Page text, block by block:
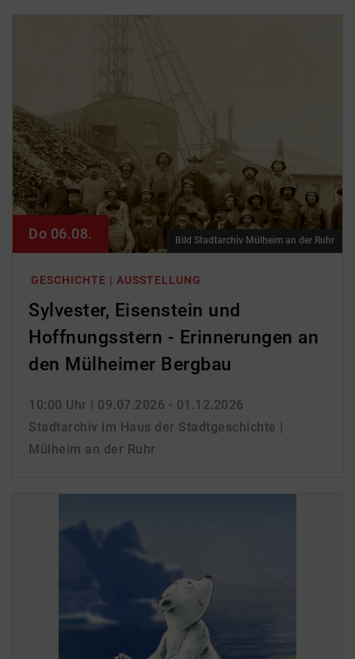
GESCHICHTE | AUSSTELLUNG
Sylvester, Eisenstein und
Hoffnungsstern - Erinnerungen an
den Mülheimer Bergbau
10:00 Uhr | 09.07.2026 - 01.12.2026
Stadtarchiv im Haus der Stadtgeschichte |
Mülheim an der Ruhr
Do 06.08. Bild Stadtarchiv Mülheim an der Ruhr